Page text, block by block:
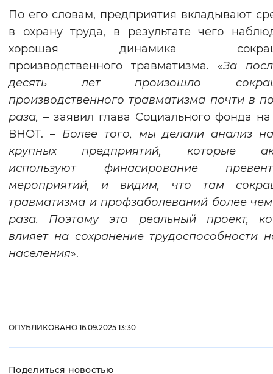
По его словам, предприятия вкладывают
в охрану труда, в результате чего
хорошая динамика
производственного травматизма. «За
десять лет произошло
производственного травматизма почти в
раза, – заявил глава Социального фонда
ВНОТ. – Более того, мы делали анализ
крупных предприятий, которые
используют финасирование
мероприятий, и видим, что там
травматизма и профзаболеваний более
раза. Поэтому это реальный проект,
влияет на сохранение трудоспособности
населения».
ОПУБЛИКОВАНО 16.09.2025 13:30
Поделиться новостью